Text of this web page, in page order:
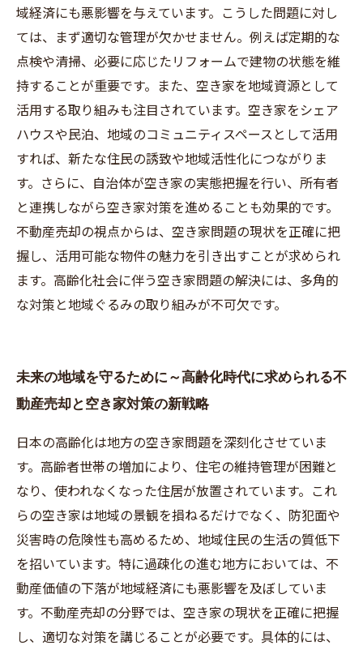
域経済にも悪影響を与えています。こうした問題に対し
ては、まず適切な管理が欠かせません。例えば定期的な
点検や清掃、必要に応じたリフォームで建物の状態を維
持することが重要です。また、空き家を地域資源として
活用する取り組みも注目されています。空き家をシェア
ハウスや民泊、地域のコミュニティスペースとして活用
すれば、新たな住民の誘致や地域活性化につながりま
す。さらに、自治体が空き家の実態把握を行い、所有者
と連携しながら空き家対策を進めることも効果的です。
不動産売却の視点からは、空き家問題の現状を正確に把
握し、活用可能な物件の魅力を引き出すことが求められ
ます。高齢化社会に伴う空き家問題の解決には、多角的
な対策と地域ぐるみの取り組みが不可欠です。
未来の地域を守るために～高齢化時代に求められる不
動産売却と空き家対策の新戦略
日本の高齢化は地方の空き家問題を深刻化させていま
す。高齢者世帯の増加により、住宅の維持管理が困難と
なり、使われなくなった住居が放置されています。これ
らの空き家は地域の景観を損ねるだけでなく、防犯面や
災害時の危険性も高めるため、地域住民の生活の質低下
を招いています。特に過疎化の進む地方においては、不
動産価値の下落が地域経済にも悪影響を及ぼしていま
す。不動産売却の分野では、空き家の現状を正確に把握
し、適切な対策を講じることが必要です。具体的には、